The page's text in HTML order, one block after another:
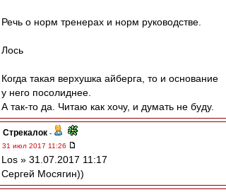
Речь о норм тренерах и норм руководстве.
Лось
Когда такая верхушка айберга, то и основание
у него посолиднее.
А так-то да. Читаю как хочу, и думать не буду.
Стрекалок -
31 июл 2017 11:26
Los » 31.07.2017 11:17
Сергей Мосягин))